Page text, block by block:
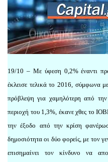
19/10 – Με ύφεση 0,2% έναντι
έκλεισε τελικά το 2016, σύμφωνα
πρόβλεψη για χαμηλότερη από
περιοχή του 1,3%, έκανε χθες το
την έξοδο από την κρίση
δημοσιότητα οι δύο φορείς, με τον
επισημαίνει τον κίνδυνο να